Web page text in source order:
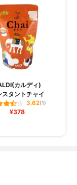
カルディ)
スタントチャイ
3.62(1)
¥378